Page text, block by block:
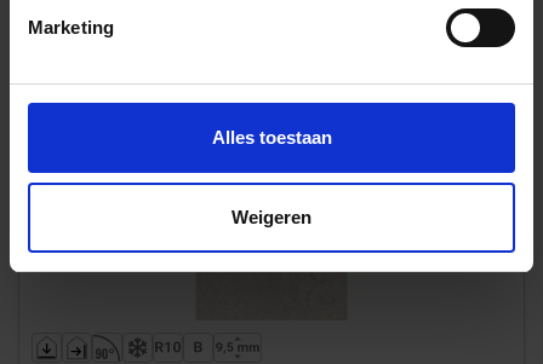
Marketing
Alles toestaan
Weigeren